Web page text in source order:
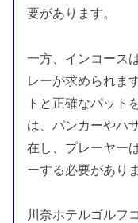
要があります。
一方、インコース
レーが求められま
トと正確なパット
は、バンカーやハ
在し、プレーヤー
ーする必要があり
川奈ホテルゴルフ